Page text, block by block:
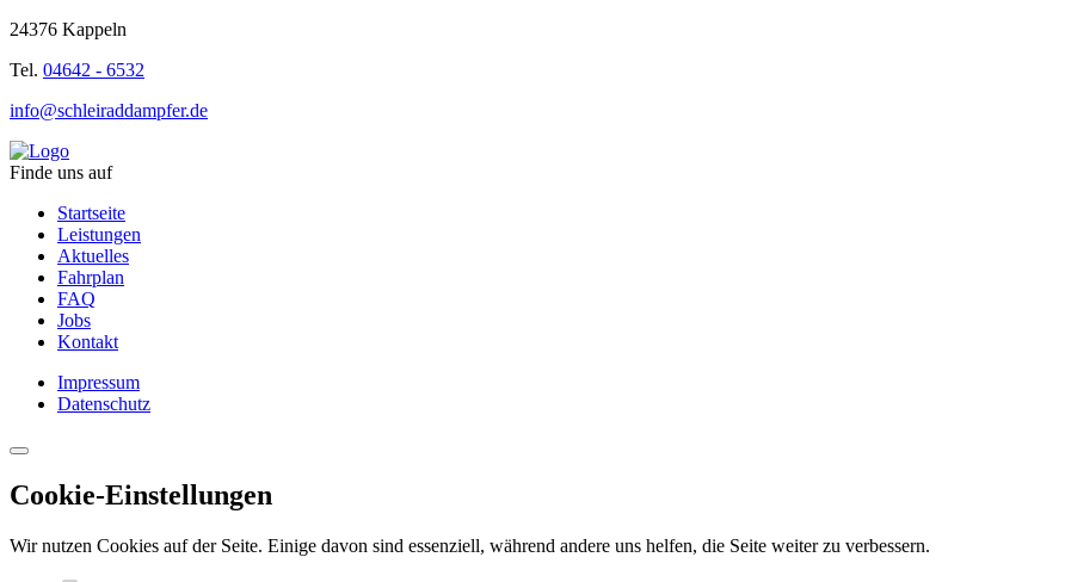
24376 Kappeln
Tel. 04642 - 6532
info@schleiraddampfer.de
Finde uns auf
Startseite
Leistungen
Aktuelles
Fahrplan
FAQ
Jobs
Kontakt
Impressum
Datenschutz
Cookie-Einstellungen
Wir nutzen Cookies auf der Seite. Einige davon sind essenziell, während andere uns helfen, die Seite weiter zu verbessern.